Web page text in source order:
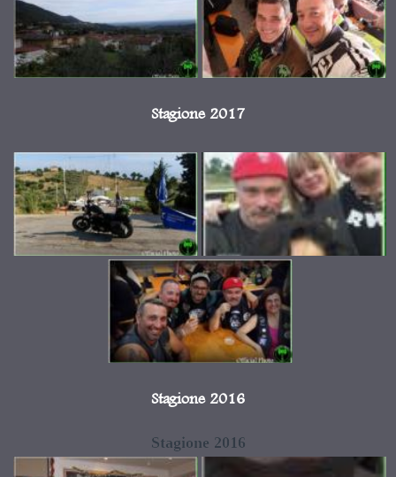
Stagione 2017
Stagione 2016
Stagione 2016